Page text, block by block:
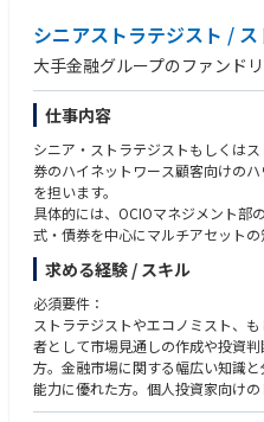
シニアストラテジスト / ス
大手金融グループのファンド
仕事内容
シニア・ストラテジストもしくは
券のハイネットワース顧客向けの
を担います。
具体的には、OCIOマネジメント部
式・債券を中心にマルチアセット
や投資判断を、同社グループ証券の
め、社内外の資産運用の専門家や運
て行います。併せて、ハウスビュー
客様および支店のパートナー向け
どによる情報発信も行って頂きます
求める経験 / スキル
必須要件：
ストラテジストやエコノミスト、
者として市場見通しの作成や投資
方。金融市場に関する幅広い知識
能力に優れた方。個人投資家向け
れば尚可。